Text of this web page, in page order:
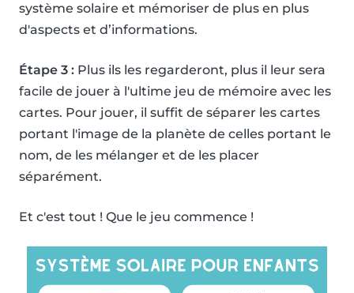
système solaire et mémoriser de plus en plus
d'aspects et d’informations.
Étape 3 : Plus ils les regarderont, plus il leur sera
facile de jouer à l'ultime jeu de mémoire avec les
cartes. Pour jouer, il suffit de séparer les cartes
portant l'image de la planète de celles portant le
nom, de les mélanger et de les placer
séparément.
Et c'est tout ! Que le jeu commence !